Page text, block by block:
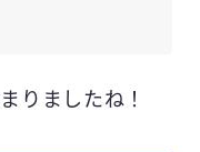
りましたね！